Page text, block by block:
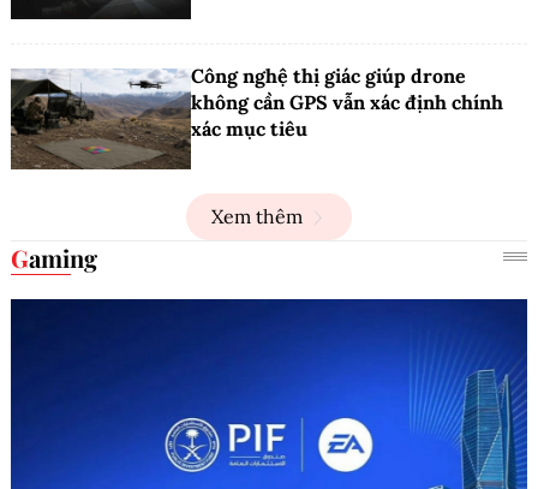
Công nghệ thị giác giúp drone
không cần GPS vẫn xác định chính
xác mục tiêu
Xem thêm
Gaming